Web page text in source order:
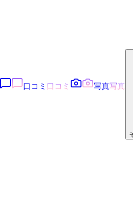
口コミ 口コミ 写真写真